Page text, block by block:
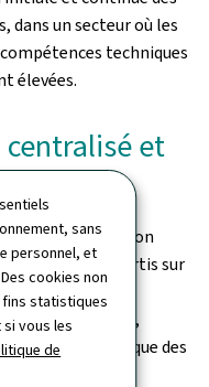
sans
personnel, et
cookies non
statistiques
vous les
de
un secteur où les
techniques
élevées.
et
de formation
hors sol, répartis sur
les différents
salles de cours,
ainsi que des
simulateur de